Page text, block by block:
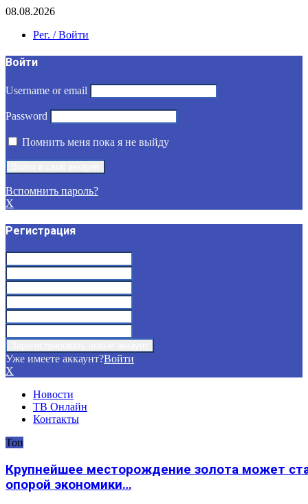
08.08.2026
Рег. / Войти
Войти
Username or email
Password
Помнить меня пока я не выйду
Вспомнить пароль?
X
Регистрация
Уже имеете аккаунт?Войти
X
Новости
ТВ Онлайн
Контакты
Топ
Крупнейшее месторождение золота может
опорой экономики…